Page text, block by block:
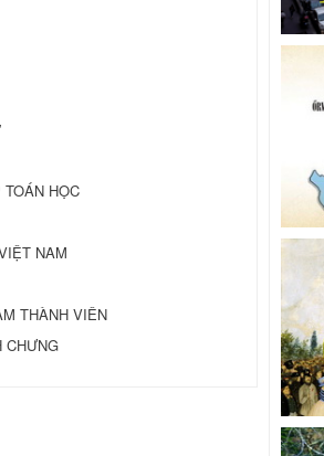
HỌC
NAM
THÀNH VIÊN
CHƯNG